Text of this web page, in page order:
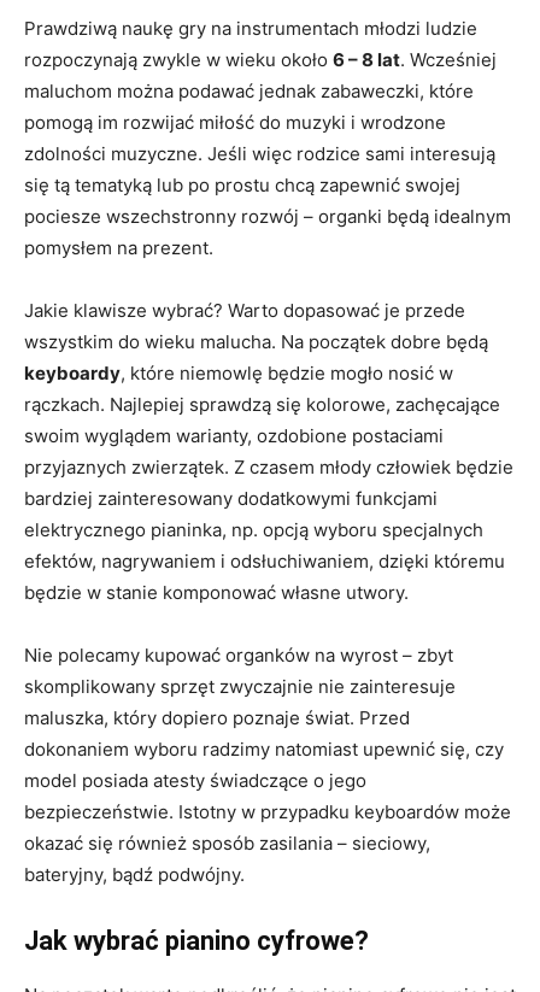
Prawdziwą naukę gry na instrumentach młodzi ludzie
rozpoczynają zwykle w wieku około 6 – 8 lat. Wcześniej
maluchom można podawać jednak zabaweczki, które
pomogą im rozwijać miłość do muzyki i wrodzone
zdolności muzyczne. Jeśli więc rodzice sami interesują
się tą tematyką lub po prostu chcą zapewnić swojej
pociesze wszechstronny rozwój – organki będą idealnym
pomysłem na prezent.
Jakie klawisze wybrać? Warto dopasować je przede
wszystkim do wieku malucha. Na początek dobre będą
keyboardy, które niemowlę będzie mogło nosić w
rączkach. Najlepiej sprawdzą się kolorowe, zachęcające
swoim wyglądem warianty, ozdobione postaciami
przyjaznych zwierzątek. Z czasem młody człowiek będzie
bardziej zainteresowany dodatkowymi funkcjami
elektrycznego pianinka, np. opcją wyboru specjalnych
efektów, nagrywaniem i odsłuchiwaniem, dzięki któremu
będzie w stanie komponować własne utwory.
Nie polecamy kupować organków na wyrost – zbyt
skomplikowany sprzęt zwyczajnie nie zainteresuje
maluszka, który dopiero poznaje świat. Przed
dokonaniem wyboru radzimy natomiast upewnić się, czy
model posiada atesty świadczące o jego
bezpieczeństwie. Istotny w przypadku keyboardów może
okazać się również sposób zasilania – sieciowy,
bateryjny, bądź podwójny.
Jak wybrać pianino cyfrowe?